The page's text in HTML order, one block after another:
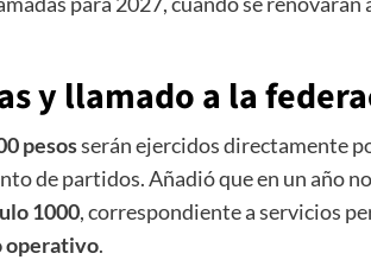
y llamado a la
pesosserán ejercidos directamente
de partidos. Añadió que en un año
1000, correspondiente a servicios
operativo.